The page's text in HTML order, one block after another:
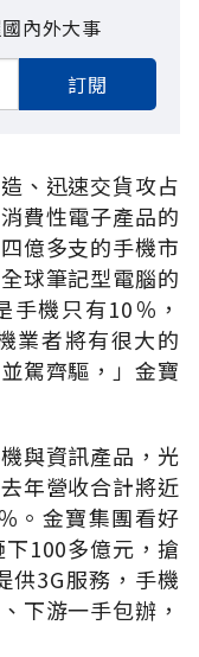
內外大事
訂閱
、迅速交貨攻占
費性電子產品的
億多支的手機市
球筆記型電腦的
機只有10％，
業者將有很大的
駕齊驅，」金寶
與資訊產品，光
年營收合計將近
。金寶集團看好
100多億元，搶
供3G服務，手機
下游一手包辦，